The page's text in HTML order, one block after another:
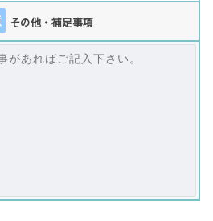
その他・補足事項